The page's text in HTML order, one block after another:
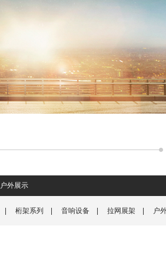
户外展示
桁架系列 音响设备 拉网展架 户